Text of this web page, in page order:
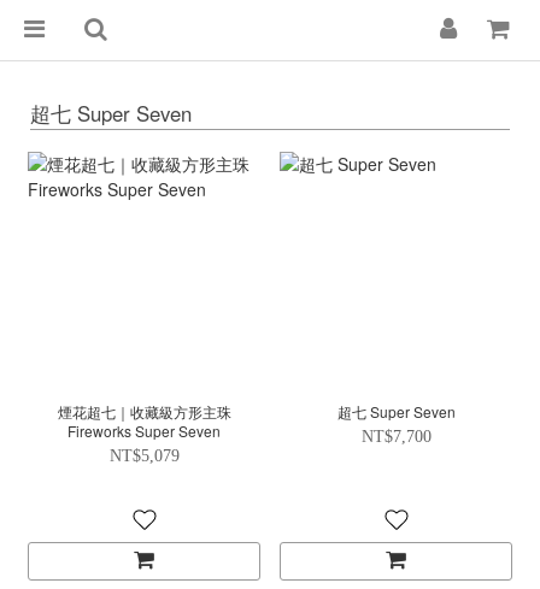
超七 Super Seven
煙花超七｜收藏級方形主珠
Fireworks Super Seven
NT$5,079
超七 Super Seven
NT$7,700